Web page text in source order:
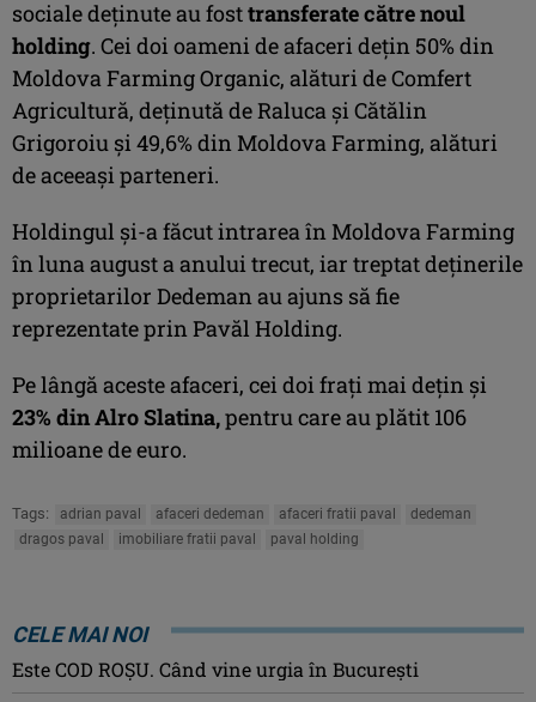
sociale deținute au fosttransferate către noul
holding. Cei doi oameni de afaceri dețin 50% din
Moldova Farming Organic, alături de Comfert
Agricultură, deţinută de Raluca şi Cătălin
Grigoroiu şi 49,6% din Moldova Farming, alături
de aceeaşi parteneri.
Holdingul şi-a făcut intrarea în Moldova Farming
în luna august a anului trecut, iar treptat deţinerile
proprietarilor Dedeman au ajuns să fie
reprezentate prin Pavăl Holding.
Pe lângă aceste afaceri, cei doi frați mai dețin și
23% din Alro Slatina,pentru care au plătit 106
milioane de euro.
Tags: adrian paval afaceri dedeman afaceri fratii paval
dedeman
dragos paval
imobiliare fratii paval paval holding
CELE MAI NOI
Este COD ROŞU. Când vine urgia în Bucureşti